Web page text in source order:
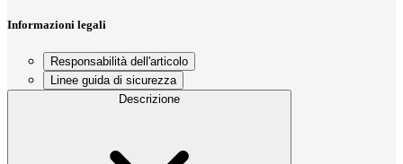
Informazioni legali
Responsabilità dell'articolo
Linee guida di sicurezza
Descrizione